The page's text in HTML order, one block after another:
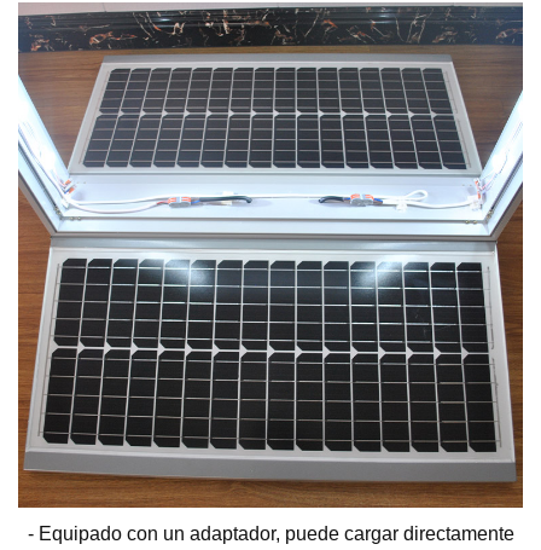
- Equipado con un adaptador, puede cargar directamente